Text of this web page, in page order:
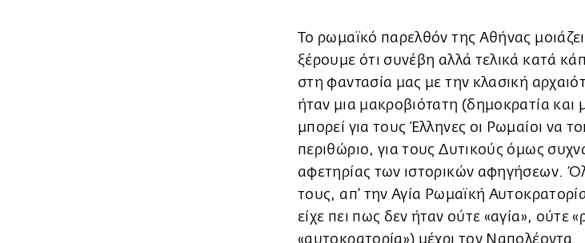
Το ρωμαϊκό παρελθόν της Αθήνας
ξέρουμε ότι συνέβη αλλά τελικά κατά
στη φαντασία μας με την κλασική
ήταν μια μακροβιότατη (δημοκρατία και
μπορεί για τους Έλληνες οι Ρωμαίοι να
περιθώριο, για τους Δυτικούς όμως
αφετηρίας των ιστορικών αφηγήσεων.
τους, απ’ την Αγία Ρωμαϊκή
είχε πει πως δεν ήταν ούτε «αγία», ούτε
«αυτοκρατορία») μέχρι τον Ναπολέοντα.